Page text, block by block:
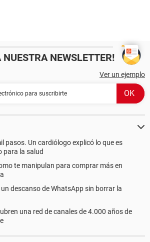
NUESTRA NEWSLETTER!
Ver un ejemplo
pasos. Un cardiólogo explicó lo que es
para la salud
te manipulan para comprar más en
descanso de WhatsApp sin borrar la
una red de canales de 4.000 años de